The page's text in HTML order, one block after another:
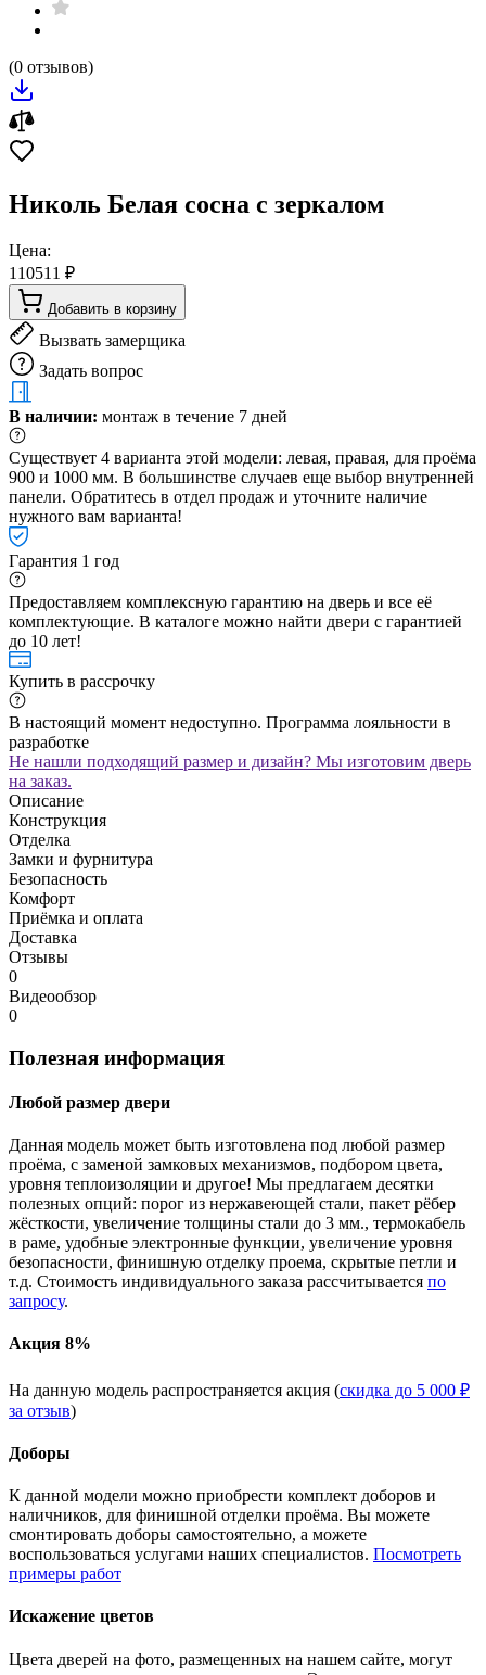
(0 отзывов)
Николь Белая сосна с зеркалом
Цена:
110511 ₽
Добавить в корзину
Вызвать замерщика
Задать вопрос
В наличии: монтаж в течение 7 дней
Существует 4 варианта этой модели: левая, правая, для проёма
900 и 1000 мм. В большинстве случаев еще выбор внутренней
панели. Обратитесь в отдел продаж и уточните наличие
нужного вам варианта!
Гарантия 1 год
Предоставляем комплексную гарантию на дверь и все её
комплектующие. В каталоге можно найти двери с гарантией
до 10 лет!
Купить в рассрочку
В настоящий момент недоступно. Программа лояльности в
разработке
Не нашли подходящий размер и дизайн? Мы изготовим дверь
на заказ.
Описание
Конструкция
Отделка
Замки и фурнитура
Безопасность
Комфорт
Приёмка и оплата
Доставка
Отзывы
0
Видеообзор
0
Полезная информация
Любой размер двери
Данная модель может быть изготовлена под любой размер
проёма, с заменой замковых механизмов, подбором цвета,
уровня теплоизоляции и другое! Мы предлагаем десятки
полезных опций: порог из нержавеющей стали, пакет рёбер
жёсткости, увеличение толщины стали до 3 мм., термокабель
в раме, удобные электронные функции, увеличение уровня
безопасности, финишную отделку проема, скрытые петли и
т.д. Стоимость индивидуального заказа рассчитывается по
запросу.
Акция 8%
На данную модель распространяется акция (скидка до 5 000 ₽
за отзыв)
Доборы
К данной модели можно приобрести комплект доборов и
наличников, для финишной отделки проёма. Вы можете
смонтировать доборы самостоятельно, а можете
воспользоваться услугами наших специалистов. Посмотреть
примеры работ
Искажение цветов
Цвета дверей на фото, размещенных на нашем сайте, могут